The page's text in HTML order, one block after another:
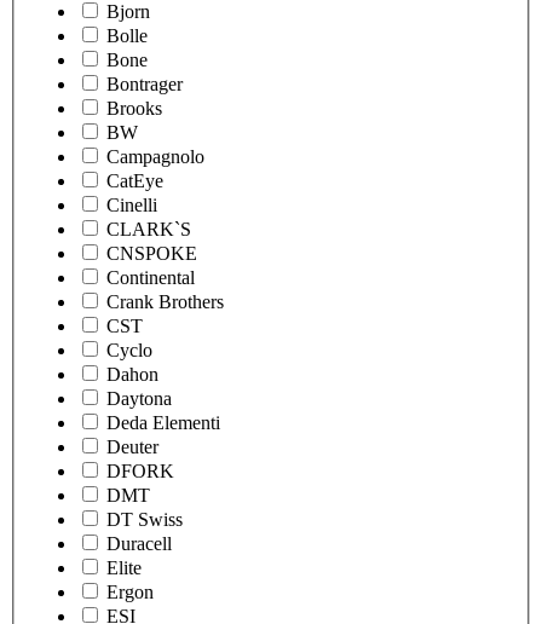
Bjorn
Bolle
Bone
Bontrager
Brooks
BW
Campagnolo
CatEye
Cinelli
CLARK`S
CNSPOKE
Continental
Crank Brothers
CST
Cyclo
Dahon
Daytona
Deda Elementi
Deuter
DFORK
DMT
DT Swiss
Duracell
Elite
Ergon
ESI